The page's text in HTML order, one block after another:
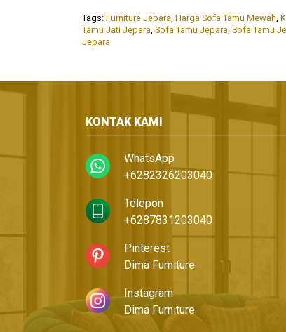
Tags: Furniture Jepara, Harga Sofa Tamu Mewah,
Tamu Jati Jepara, Sofa Tamu Jepara, Sofa Tamu
Jepara
KONTAK KAMI
WhatsApp
+6282326203040
Telepon
+6287831203040
Pinterest
Dima Furniture
Instagram
Dima Furniture